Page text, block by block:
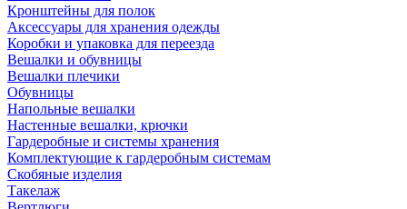
Кронштейны для полок
Аксессуары для хранения одежды
Коробки и упаковка для переезда
Вешалки и обувницы
Вешалки плечики
Обувницы
Напольные вешалки
Настенные вешалки, крючки
Гардеробные и системы хранения
Комплектующие к гардеробным системам
Скобяные изделия
Такелаж